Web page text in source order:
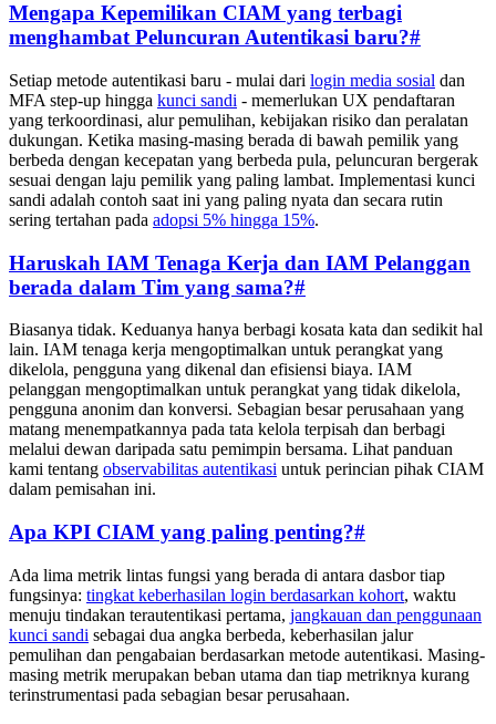
Mengapa Kepemilikan CIAM yang terbagi
menghambat Peluncuran Autentikasi baru?#
Setiap metode autentikasi baru - mulai dari login media sosial dan
MFA step-up hingga kunci sandi - memerlukan UX pendaftaran
yang terkoordinasi, alur pemulihan, kebijakan risiko dan peralatan
dukungan. Ketika masing-masing berada di bawah pemilik yang
berbeda dengan kecepatan yang berbeda pula, peluncuran bergerak
sesuai dengan laju pemilik yang paling lambat. Implementasi kunci
sandi adalah contoh saat ini yang paling nyata dan secara rutin
sering tertahan pada adopsi 5% hingga 15%.
Haruskah IAM Tenaga Kerja dan IAM Pelanggan
berada dalam Tim yang sama?#
Biasanya tidak. Keduanya hanya berbagi kosata kata dan sedikit hal
lain. IAM tenaga kerja mengoptimalkan untuk perangkat yang
dikelola, pengguna yang dikenal dan efisiensi biaya. IAM
pelanggan mengoptimalkan untuk perangkat yang tidak dikelola,
pengguna anonim dan konversi. Sebagian besar perusahaan yang
matang menempatkannya pada tata kelola terpisah dan berbagi
melalui dewan daripada satu pemimpin bersama. Lihat panduan
kami tentang observabilitas autentikasi untuk perincian pihak CIAM
dalam pemisahan ini.
Apa KPI CIAM yang paling penting?#
Ada lima metrik lintas fungsi yang berada di antara dasbor tiap
fungsinya: tingkat keberhasilan login berdasarkan kohort, waktu
menuju tindakan terautentikasi pertama, jangkauan dan penggunaan
kunci sandi sebagai dua angka berbeda, keberhasilan jalur
pemulihan dan pengabaian berdasarkan metode autentikasi. Masing-
masing metrik merupakan beban utama dan tiap metriknya kurang
terinstrumentasi pada sebagian besar perusahaan.